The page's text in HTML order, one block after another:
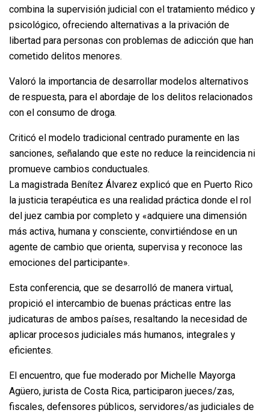
combina la supervisión judicial con el tratamiento médico y
psicológico, ofreciendo alternativas a la privación de
libertad para personas con problemas de adicción que han
cometido delitos menores.
Valoró la importancia de desarrollar modelos alternativos
de respuesta, para el abordaje de los delitos relacionados
con el consumo de droga.
Criticó el modelo tradicional centrado puramente en las
sanciones, señalando que este no reduce la reincidencia ni
promueve cambios conductuales.
La magistrada Benítez Álvarez explicó que en Puerto Rico
la justicia terapéutica es una realidad práctica donde el rol
del juez cambia por completo y «adquiere una dimensión
más activa, humana y consciente, convirtiéndose en un
agente de cambio que orienta, supervisa y reconoce las
emociones del participante».
Esta conferencia, que se desarrolló de manera virtual,
propició el intercambio de buenas prácticas entre las
judicaturas de ambos países, resaltando la necesidad de
aplicar procesos judiciales más humanos, integrales y
eficientes.
El encuentro, que fue moderado por Michelle Mayorga
Agüero, jurista de Costa Rica, participaron jueces/zas,
fiscales, defensores públicos, servidores/as judiciales de